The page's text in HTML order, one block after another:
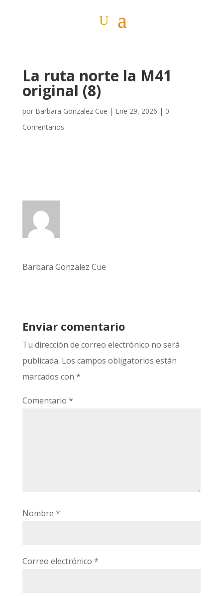
La ruta norte la M41
original (8)
por Barbara Gonzalez Cue | Ene 29, 2026 | 0
Comentarios
Barbara Gonzalez Cue
Enviar comentario
Tu dirección de correo electrónico no será
publicada. Los campos obligatorios están
marcados con *
Comentario *
Nombre *
Correo electrónico *